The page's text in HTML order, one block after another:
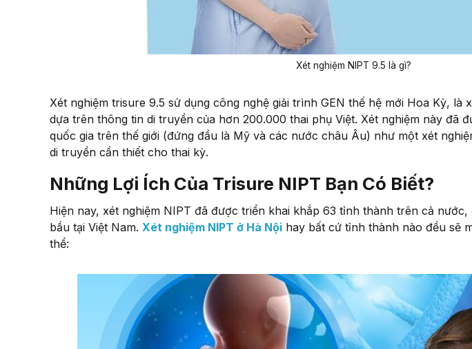
Xét nghiệm NIPT 9.5 là gì?
Xét nghiệm trisure 9.5 sử dụng công nghệ giải trình GEN thế hệ mới Hoa Kỳ, là
dựa trên thông tin di truyền của hơn 200.000 thai phụ Việt. Xét nghiệm này đã
quốc gia trên thế giới (đứng đầu là Mỹ và các nước châu Âu) như một xét
di truyền cần thiết cho thai kỳ.
Những Lợi Ích Của Trisure NIPT Bạn Có Biết?
Hiện nay, xét nghiệm NIPT đã được triển khai khắp 63 tỉnh thành trên cả
bầu tại Việt Nam. Xét nghiệm NIPT ở Hà Nội hay bất cứ tỉnh thành nào đều sẽ
thể: